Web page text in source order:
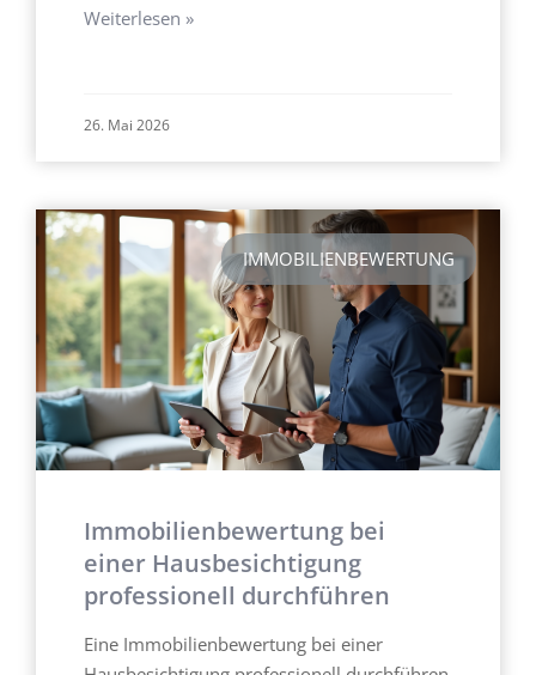
Weiterlesen »
26. Mai 2026
IMMOBILIENBEWERTUNG
Immobilienbewertung bei
einer Hausbesichtigung
professionell durchführen
Eine Immobilienbewertung bei einer